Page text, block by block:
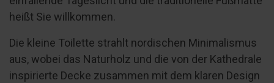
heißt Sie willkommen.
Die kleine Toilette strahlt nordischen Minimalismus
aus, wobei das Naturholz und die von der Kathedrale
inspirierte Decke zusammen mit dem klaren Design